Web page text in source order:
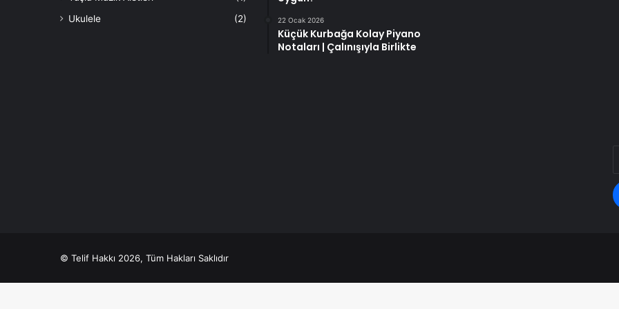
Ukulele
(2) 22 Ocak 2026
Küçük Kurbağa Kolay Piyano
Notaları | Çalınışıyla Birlikte
© Telif Hakkı 2026, Tüm Hakları Saklıdır